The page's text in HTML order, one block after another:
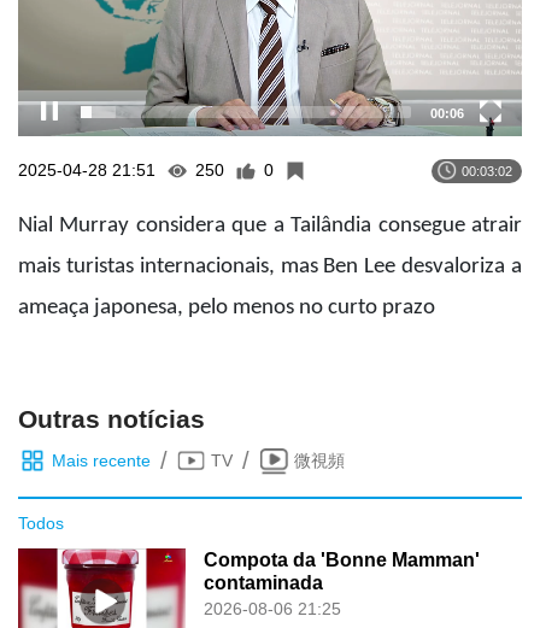
00:06
2025-04-28 21:51 250 0 00:03:02
Nial Murray considera que a Tailândia consegue atrair
mais turistas internacionais, mas Ben Lee desvaloriza a
ameaça japonesa, pelo menos no curto prazo
Outras notícias
Mais recente / TV / 微視頻
Todos
Compota da 'Bonne Mamman'
contaminada
2026-08-06 21:25